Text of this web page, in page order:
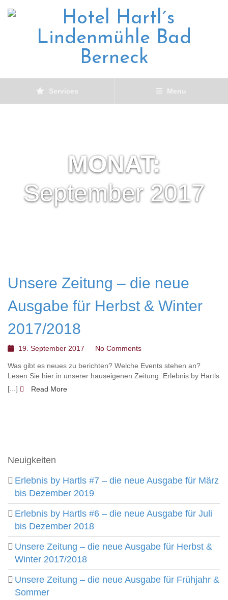
Services Menu
MONAT:
September 2017
Unsere Zeitung – die neue
Ausgabe für Herbst & Winter
2017/2018
19. September 2017 No Comments
Was gibt es neues zu berichten? Welche Events stehen an?
Lesen Sie hier in unserer hauseigenen Zeitung: Erlebnis by Hartls
[...]
Read More
Neuigkeiten
Erlebnis by Hartls #7 – die neue Ausgabe für März
bis Dezember 2019
Erlebnis by Hartls #6 – die neue Ausgabe für Juli
bis Dezember 2018
Unsere Zeitung – die neue Ausgabe für Herbst &
Winter 2017/2018
Unsere Zeitung – die neue Ausgabe für Frühjahr &
Sommer